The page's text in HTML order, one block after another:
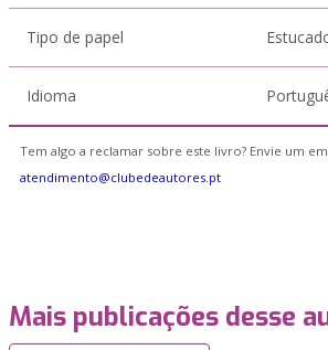
Tipo de papel
Idioma
Tem algo a reclamar sobre este livro? Envie um
atendimento@clubedeautores.pt
Mais publicações desse